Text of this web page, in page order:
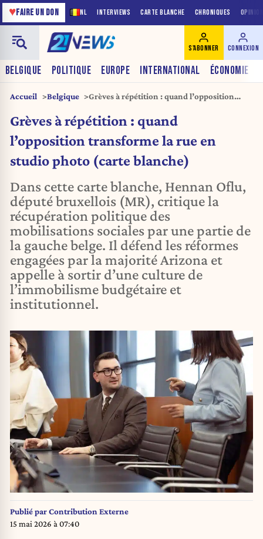
NL INTERVIEWS CARTE BLANCHE CHRONIQUES
♥FAIRE UN DON
BELGIQUE POLITIQUE EUROPE INTERNATIONAL ÉCONOMIE
S'ABONNER CONNEXION
Accueil Belgique
Grèves à répétition : quand l’opposition
blanche)
Grèves à répétition : quand
l’opposition transforme la rue en
studio photo (carte blanche)
Dans cette carte blanche, Hennan Oflu,
député bruxellois (MR), critique la
récupération politique des
mobilisations sociales par une partie de
la gauche belge. Il défend les réformes
engagées par la majorité Arizona et
appelle à sortir d’une culture de
l’immobilisme budgétaire et
institutionnel.
Publié parContribution Externe
15 mai 2026 à 07:40